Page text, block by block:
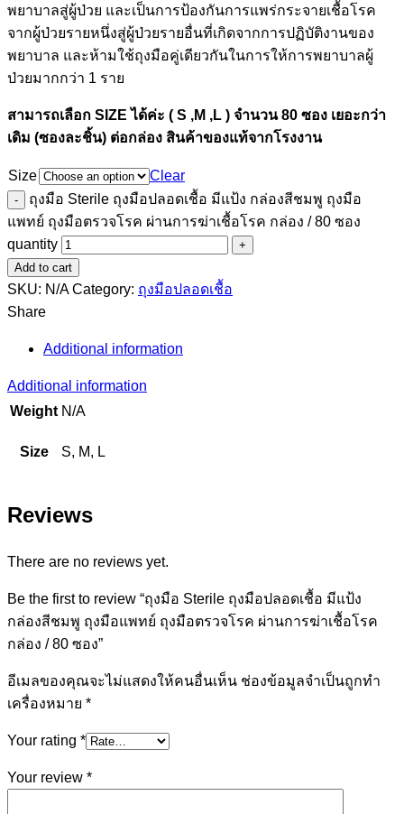
พยาบาลสู่ผู้ป่วย และเป็นการป้องกันการแพร่กระจายเชื้อโรค
จากผู้ป่วยรายหนึ่งสู่ผู้ป่วยรายอื่นที่เกิดจากการปฏิบัติงานของ
พยาบาล และห้ามใช้ถุงมือคู่เดียวกันในการให้การพยาบาลผู้
ป่วยมากกว่า 1 ราย
สามารถเลือก SIZE ได้ค่ะ ( S ,M ,L ) จำนวน 80 ซอง เยอะกว่า
เดิม (ซองละชิ้น) ต่อกล่อง สินค้าของแท้จากโรงงาน
Size
Clear
ถุงมือ Sterile ถุงมือปลอดเชื้อ มีแป้ง กล่องสีชมพู ถุงมือ
แพทย์ ถุงมือตรวจโรค ผ่านการฆ่าเชื้อโรค กล่อง / 80 ซอง
quantity
Add to cart
SKU: N/A Category: ถุงมือปลอดเชื้อ
Share
Additional information
Additional information
Weight N/A
Size S, M, L
Reviews
There are no reviews yet.
Be the first to review “ถุงมือ Sterile ถุงมือปลอดเชื้อ มีแป้ง
กล่องสีชมพู ถุงมือแพทย์ ถุงมือตรวจโรค ผ่านการฆ่าเชื้อโรค
กล่อง / 80 ซอง”
อีเมลของคุณจะไม่แสดงให้คนอื่นเห็น ช่องข้อมูลจำเป็นถูกทำ
เครื่องหมาย *
Your rating *
Your review *